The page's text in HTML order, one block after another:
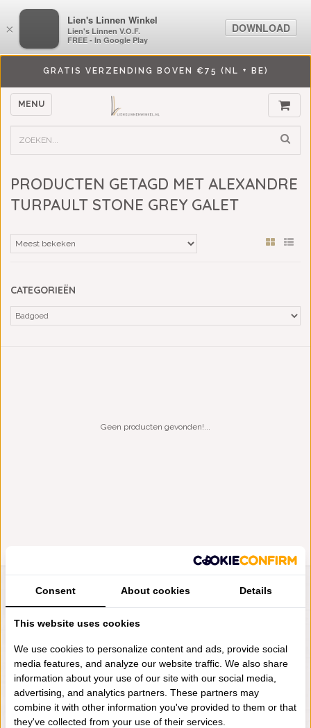
GRATIS VERZENDING BOVEN €75 (NL + BE)
MENU
PRODUCTEN GETAGD MET ALEXANDRE
TURPAULT STONE GREY GALET
CATEGORIEËN
Geen producten gevonden!...
LIENSLINNENWINKEL.NL
VRAGEN? BEL DAN
NIEUWSBRIEF
Wilt u op de hoogte blijven?
Word lid van onze mailinglijst:
×
LiensLinnenwinkel.nl
Lien's Linnen V.O.F.
FREE - In Google Play
DOWNLOAD
Consent About cookies Details
This website uses cookies
We use cookies to personalize content and ads, provide social
media features, and analyze our website traffic. We also share
information about your use of our site with our social media,
advertising, and analytics partners. These partners may
combine it with other information you've provided to them or that
they've collected from your use of their services.
×
Lien's Linnen Winkel
Lien's Linnen V.O.F.
FREE - In Google Play
DOWNLOAD